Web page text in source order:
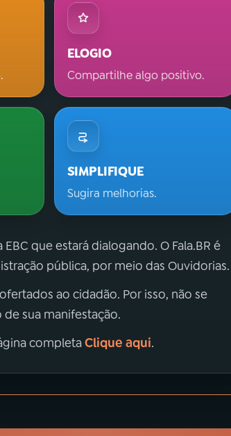
ELOGIO
Compartilhe algo positivo.
SIMPLIFIQUE
Sugira melhorias.
que estará dialogando. O Fala.BR é
pública, por meio das Ouvidorias.
ao cidadão. Por isso, não se
sua manifestação.
completaClique aqui.